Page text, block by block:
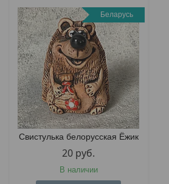
Беларусь
Свистулька белорусская Ёжик
20 руб.
В наличии